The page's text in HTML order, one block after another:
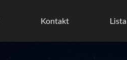
Kontakt